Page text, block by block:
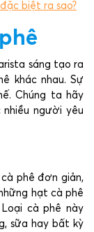
biệt ra sao?
sáng tạo ra
khác nhau. Sự
Chúng ta hãy
người yêu
phê đơn giản,
hạt cà phê
cà phê này
sữa hay bất kỳ